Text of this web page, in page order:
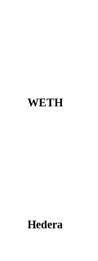
WETH
Hedera